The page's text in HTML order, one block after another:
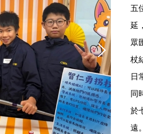
五
延
眾
杖
日
同
於
遠。